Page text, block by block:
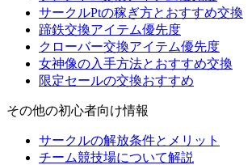
サークルPtの稼ぎ方とおすすめ交換
蹄鉄交換アイテム優先度
クローバー交換アイテム優先度
女神像の入手方法とおすすめ交換
限定セールの交換おすすめ
その他の初心者向け情報
サークルの解放条件とメリット
チーム競技場について解説